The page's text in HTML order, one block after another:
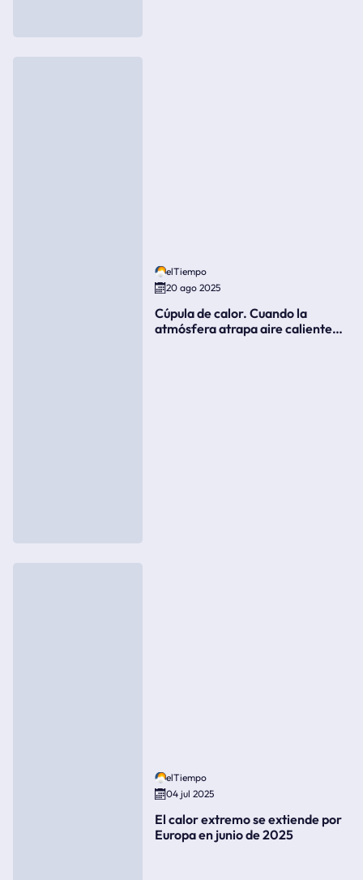
elTiempo
20 ago 2025
Cúpula de calor. Cuando la
atmósfera atrapa aire caliente
elTiempo
04 jul 2025
El calor extremo se extiende por
Europa en junio de 2025